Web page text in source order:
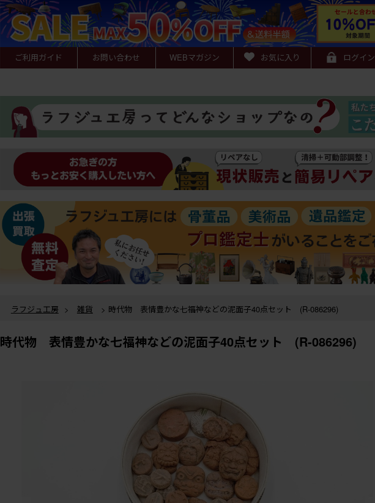
ご利用ガイド お問い合わせ WEBマガジン お気に入り ログイン
ラフジュ工房 > 雑貨
> 時代物 表情豊かな七福神などの泥面子40点セット (R-086296)
ト (R-086296)
時代物 表情豊かな七福神などの泥面子40点セット (R-086296)